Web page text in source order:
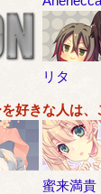
リタ
好きな人は、
蜜来満貴